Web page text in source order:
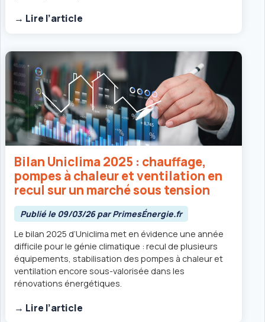
→ Lire l’article
Bilan Uniclima 2025 : chauffage,
pompes à chaleur et ventilation en
recul sur un marché sous tension
Publié le 09/03/26 par PrimesÉnergie.fr
Le bilan 2025 d’Uniclima met en évidence une année
difficile pour le génie climatique : recul de plusieurs
équipements, stabilisation des pompes à chaleur et
ventilation encore sous-valorisée dans les
rénovations énergétiques.
→ Lire l’article